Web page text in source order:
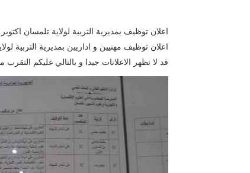
اعلان توظيف بمديرية التربية لولاية تلمسان اكتوبر 2016
اعلان توظيف مهنيين و اداريين بمديرية التربية
قد لا تظهر الاعلانات جيدا و بالتالي غليكم التقرب